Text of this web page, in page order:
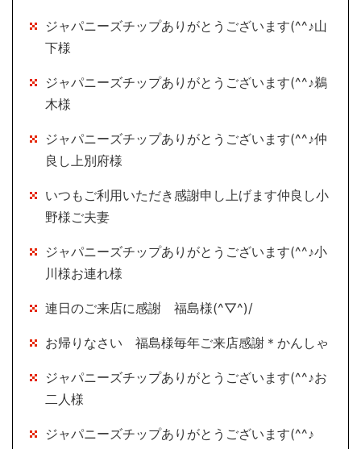
ジャパニーズチップありがとうございます(^^♪山
下様
ジャパニーズチップありがとうございます(^^♪鵜
木様
ジャパニーズチップありがとうございます(^^♪仲
良し上別府様
いつもご利用いただき感謝申し上げます仲良し小
野様ご夫妻
ジャパニーズチップありがとうございます(^^♪小
川様お連れ様
連日のご来店に感謝 福島様(^▽^)/
お帰りなさい 福島様毎年ご来店感謝＊かんしゃ
ジャパニーズチップありがとうございます(^^♪お
二人様
ジャパニーズチップありがとうございます(^^♪